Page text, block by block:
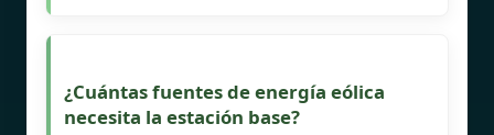
¿Cuántas fuentes de energía eólica
necesita la estación base?